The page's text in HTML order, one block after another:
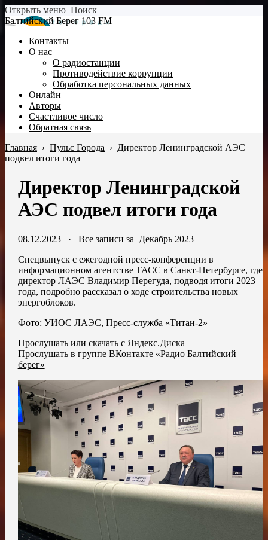
Открыть меню Поиск
Балтийский Берег 103 FM
Контакты
О нас
О радиостанции
Противодействие коррупции
Обработка персональных данных
Онлайн
Авторы
Счастливое число
Обратная связь
Главная › Пульс Города › Директор Ленинградской АЭС
подвел итоги года
Директор Ленинградской
АЭС подвел итоги года
08.12.2023· Все записи за Декабрь 2023
Спецвыпуск с ежегодной пресс-конференции в
информационном агентстве ТАСС в Санкт-Петербурге, где
директор ЛАЭС Владимир Перегуда, подводя итоги 2023
года, подробно рассказал о ходе строительства новых
энергоблоков.
Фото: УИОС ЛАЭС, Пресс-служба «Титан-2»
Прослушать или скачать с Яндекс.Диска
Прослушать в группе ВКонтакте «Радио Балтийский
берег»